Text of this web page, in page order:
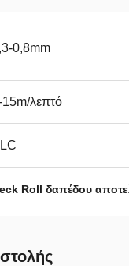
0,8mm
λεπτό
Roll δαπέδου